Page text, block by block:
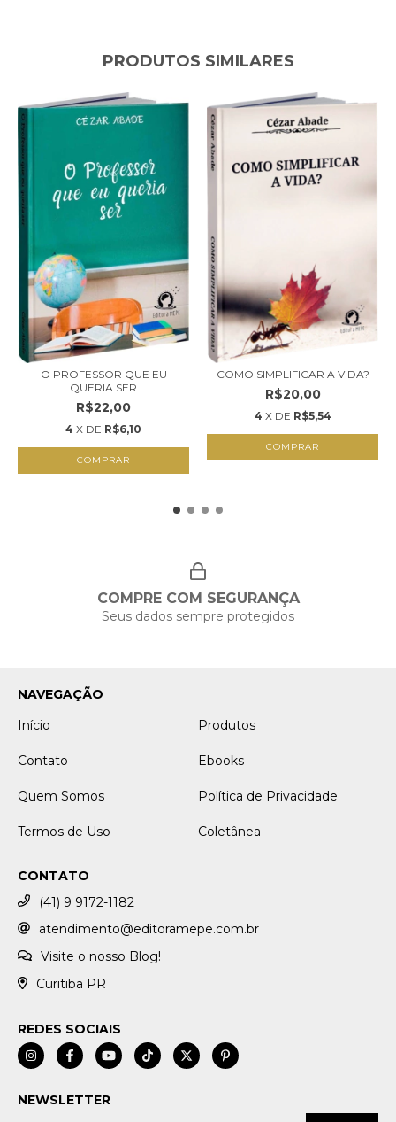
PRODUTOS SIMILARES
O PROFESSOR QUE EU
QUERIA SER
R$22,00
4 X DE R$6,10
COMPRAR
COMO SIMPLIFICAR A VIDA?
R$20,00
4 X DE R$5,54
COMPRE COM SEGURANÇA
Seus dados sempre protegidos
NAVEGAÇÃO
Início
Produtos
Contato Ebooks
Quem Somos Política de Privacidade
Termos de Uso Coletânea
CONTATO
(41) 9 9172-1182
atendimento@editoramepe.com.br
Visite o nosso Blog!
Curitiba PR
REDES SOCIAIS
NEWSLETTER